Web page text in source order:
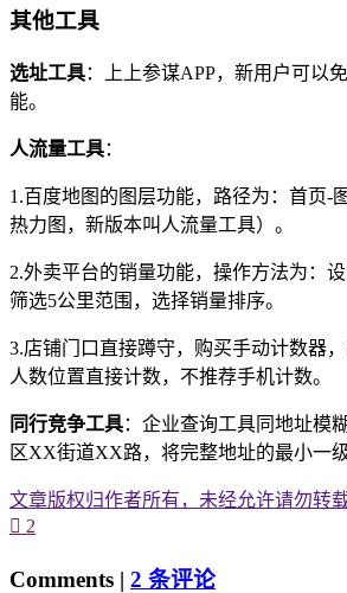
其他工具
选址工具：上上参谋APP，新用户可以
能。
人流量工具：
1.百度地图的图层功能，路径为：首页-
热力图，新版本叫人流量工具）。
2.外卖平台的销量功能，操作方法为：
筛选5公里范围，选择销量排序。
3.店铺门口直接蹲守，购买手动计数器
人数位置直接计数，不推荐手机计数。
同行竞争工具：企业查询工具同地址模
区XX街道XX路，将完整地址的最小一
文章版权归作者所有，未经允许请勿转
 2
Comments | 2 条评论